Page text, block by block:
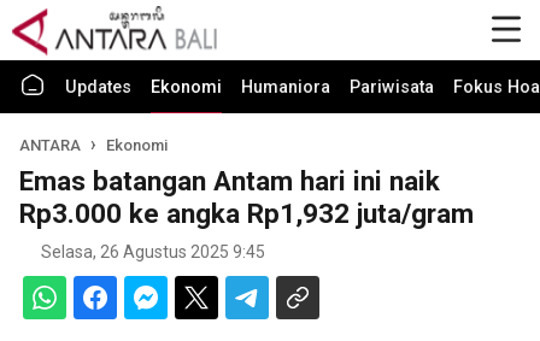
Updates Ekonomi Humaniora Pariwisata Fokus
ANTARA Ekonomi
Emas batangan Antam hari ini naik
Rp3.000 ke angka Rp1,932 juta/gram
Selasa, 26 Agustus 2025 9:45